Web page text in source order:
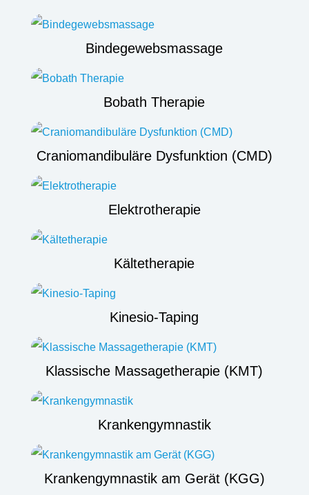
Bindegewebsmassage
Bobath Therapie
Craniomandibuläre Dysfunktion (CMD)
Elektrotherapie
Kältetherapie
Kinesio-Taping
Klassische Massagetherapie (KMT)
Krankengymnastik
Krankengymnastik am Gerät (KGG)